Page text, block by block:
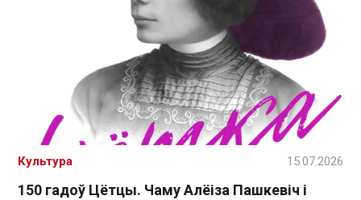
150 гадоў Цётцы. Чаму Алёіза Пашкевіч і
Культура 15.07.2026